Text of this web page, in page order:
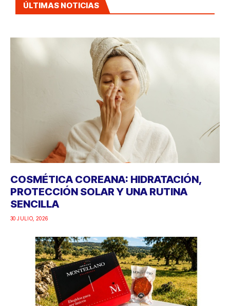
ÚLTIMAS NOTICIAS
COSMÉTICA COREANA: HIDRATACIÓN,
PROTECCIÓN SOLAR Y UNA RUTINA
SENCILLA
30 JULIO, 2026